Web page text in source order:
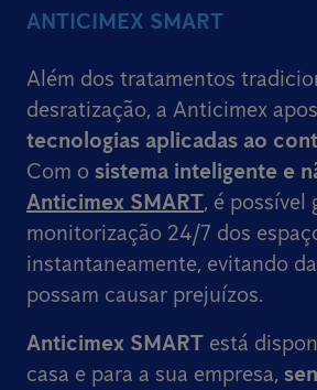
ANTICIMEX SMART
Além dos tratamentos
desratização, a Anticimex
tecnologias aplicadas ao
Com o sistema inteligente e
Anticimex SMART, é possível
monitorização 24/7 dos
instantaneamente, evitando
possam causar prejuízos.
Anticimex SMART está
casa e para a sua empresa,